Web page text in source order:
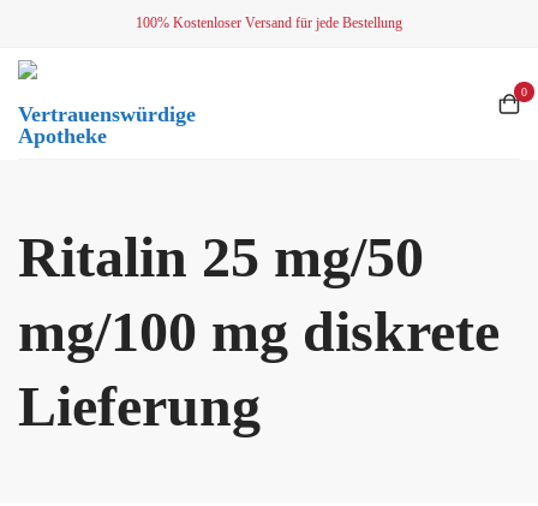
content
100% Kostenloser Versand für jede Bestellung
Vertrauenswürdige
Apotheke
0
Ritalin 25 mg/50
mg/100 mg diskrete
Lieferung